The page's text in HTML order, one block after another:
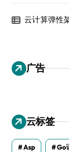
云计算弹性
广告
云标签
Asp Go